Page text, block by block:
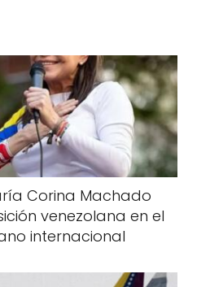
Corina Machado
venezolana en el
internacional